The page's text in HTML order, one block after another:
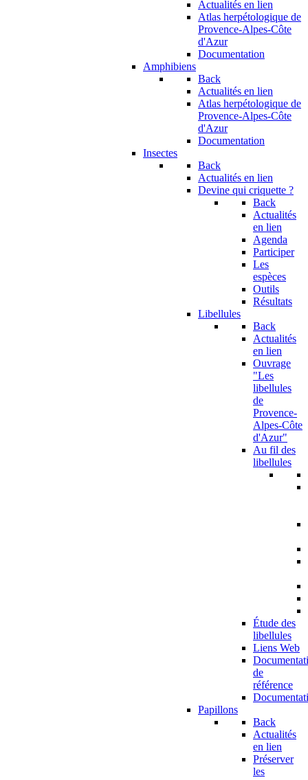
Actualités en lien
Atlas herpétologique de
Provence-Alpes-Côte
d'Azur
Documentation
Amphibiens
Back
Actualités en lien
Atlas herpétologique de
Provence-Alpes-Côte
d'Azur
Documentation
Insectes
Back
Actualités en lien
Devine qui criquette ?
Back
Actualités
en lien
Agenda
Participer
Les
espèces
Outils
Résultats
Libellules
Back
Actualités
en lien
Ouvrage
"Les
libellules
de
Provence-
Alpes-Côte
d'Azur"
Au fil des
libellules
Étude des
libellules
Liens Web
de
référence
Papillons
Back
Actualités
en lien
Préserver
les